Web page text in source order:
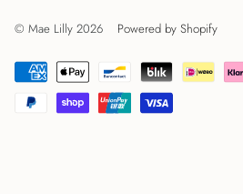
m
© Mae Lilly 2026 Powered by Shopify